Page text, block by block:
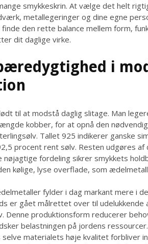
smykkeskrin. At vælge det helt
metallegeringer og dine egne
den rette balance mellem form,
dit daglige virke.
i
til at modstå daglig slitage. Man
kobber, for at opnå den
Tallet 925 indikerer ganske
procent rent sølv. Resten udgøres af
fordeling sikrer smykkets
kølige, lyse overflade, som
fylder i dag markant mere i
er gået målrettet over til udelukkende
Denne produktionsform reducerer
belastningen på jordens
materialets høje kvalitet forbliver